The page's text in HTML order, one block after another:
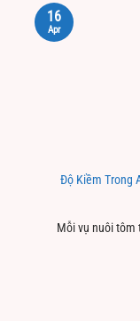
Độ Kiềm Trong
Mỗi vụ nuôi tôm
16
Apr